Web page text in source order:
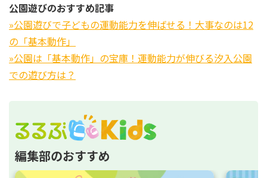
公園遊びのおすすめ記事
»公園遊びで子どもの運動能力を伸ばせる！大事なのは12
の「基本動作」
»公園は「基本動作」の宝庫！運動能力が伸びる汐入公園
での遊び方は？
編集部のおすすめ